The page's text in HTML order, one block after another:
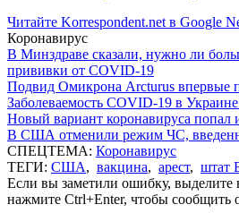
Читайте Korrespondent.net в Google
Коронавирус
В Минздраве сказали, нужно ли
прививки от COVID-19
Подвид Омикрона Arcturus впервые
Заболеваемость COVID-19 в
Новый вариант коронавируса
В США отменили режим ЧС,
СПЕЦТЕМА: Коронавирус
ТЕГИ: США, вакцина, арест, штат
Если вы заметили ошибку, выделите
нажмите Ctrl+Enter, чтобы сообщить